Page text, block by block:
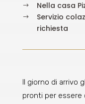
$ Nella casa
$
Servizio
richiesta
Il giorno di arrivo
pronti per essere